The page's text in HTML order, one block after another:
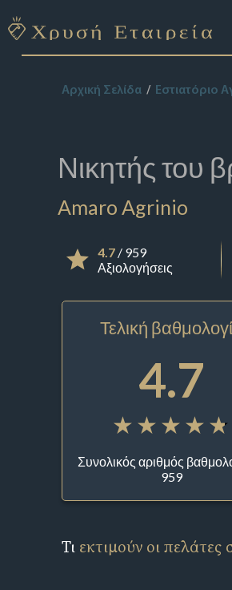
Αρχική Σελίδα Εστιατόριο
Νικητής του
Amaro Agrinio
4.7/ 959
Αξιολογήσεις
Τελική
4.7
Συνολικός αριθμός
959
Τι εκτιμούν οι πελάτες